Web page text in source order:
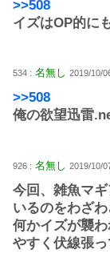
>>508
イズはOP的に
534 : 名無し 2019/10/
>>508
俺の欲望迅雷
926 : 名無し 2019/10/
今回、雑魚マ
いるのをわざ
何かイズが襲
やすく伏線張